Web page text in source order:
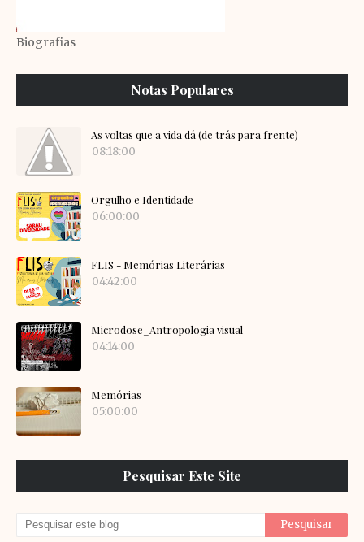
Biografias
Notas Populares
As voltas que a vida dá (de trás para frente)
08:18:00
Orgulho e Identidade
06:00:00
FLIS - Memórias Literárias
04:42:00
Microdose_Antropologia visual
04:14:00
Memórias
05:00:00
Pesquisar Este Site